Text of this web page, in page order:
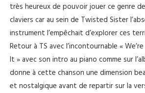
très heureux de pouvoir jouer ce genre
claviers car au sein de Twisted Sister
instrument l’empêchait d’explorer ces
Retour à TS avec l’incontournable «
It » avec son intro au piano comme sur
donne à cette chanson une dimension
et nostalgique avant de repartir sur la